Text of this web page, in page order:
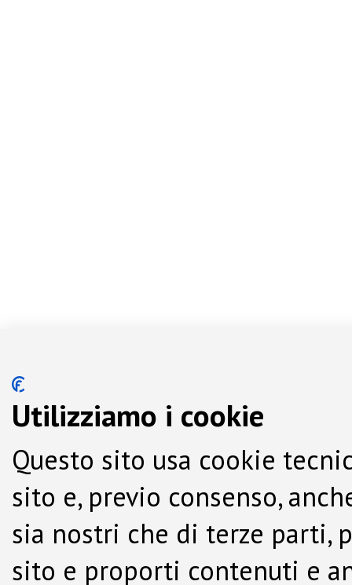
Utilizziamo i cookie
Questo sito usa cookie
sito e, previo consenso,
sia nostri che di terze parti,
sito e proporti contenuti e